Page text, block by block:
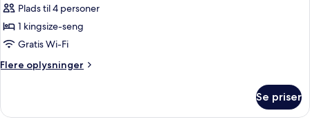
Plads til 4 personer
1 kingsize-seng
Gratis Wi-Fi
Flere oplysninger
Flere
Se priser